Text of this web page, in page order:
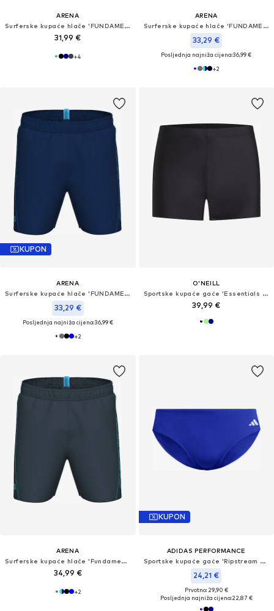
ARENA
Surferske kupaće hlače 'FUNDAMENTALS BOXER R'
31,99 €
+4
ARENA
Surferske kupaće hlače 'FUNDAMENTALS LOGO BOXER'
33,29 €
Posljednja najniža cijena:36,99 €
+2
KUPON
ARENA
Surferske kupaće hlače 'FUNDAMENTALS LOGO BOXER'
33,29 €
Posljednja najniža cijena:36,99 €
+2
O'NEILL
Sportske kupaće gaće 'Essentials Racer'
39,99 €
ARENA
Surferske kupaće hlače 'Fundamentals Logo Boxer'
34,99 €
+2
KUPON
ADIDAS PERFORMANCE
Sportske kupaće gaće 'Ripstream Team'
24,21 €
Prvotno: 29,90 €
Posljednja najniža cijena:22,87 €